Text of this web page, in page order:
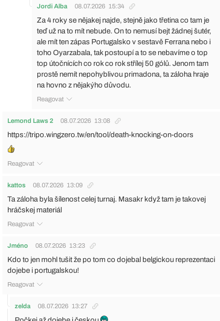
Jordi Alba 08.07.2026 15:34
Za 4 roky se nějakej najde, stejně jako třetina co tam je
teď už na to mít nebude. On to nemusí bejt žádnej šutér,
ale mít ten zápas Portugalsko v sestavě Ferrana nebo i
toho Oyarzabala, tak postoupí a to se nebavíme o top
top útočnících co rok co rok střílej 50 gólů. Jenom tam
prostě nemít nepohyblivou primadona, ta záloha hraje
na hovno z nějakýho důvodu.
Reagovat
Lemond Laws 2 08.07.2026 13:08
https://tripo.wingzero.tw/en/tool/death-knocking-on-doors
Reagovat
kattos 08.07.2026 13:09
Ta záloha byla šílenost celej turnaj. Masakr když tam je takovej
hráčskej materiál
Reagovat
Jméno 08.07.2026 13:23
Kdo to jen mohl tušit že po tom co dojebal belgickou reprezentaci
dojebe i portugalskou!
Reagovat
zelda 08.07.2026 13:27